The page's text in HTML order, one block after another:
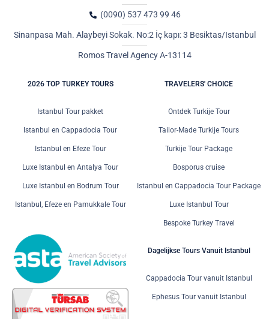
(0090) 537 473 99 46
Sinanpasa Mah. Alaybeyi Sokak. No:2 İç kapı: 3 Besiktas/Istanbul
Romos Travel Agency A-13114
2026 TOP TURKEY TOURS
Istanbul Tour pakket
Istanbul en Cappadocia Tour
Istanbul en Efeze Tour
Luxe Istanbul en Antalya Tour
Luxe Istanbul en Bodrum Tour
Istanbul, Efeze en Pamukkale Tour
TRAVELERS' CHOICE
Ontdek Turkije Tour
Tailor-Made Turkije Tours
Turkije Tour Package
Bosporus cruise
Istanbul en Cappadocia Tour Package
Luxe Istanbul Tour
Bespoke Turkey Travel
Dagelijkse Tours Vanuit Istanbul
Cappadocia Tour vanuit Istanbul
Ephesus Tour vanuit Istanbul